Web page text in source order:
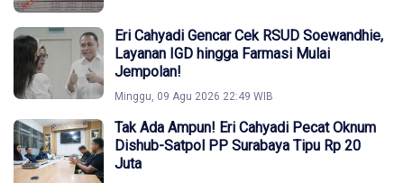
Eri Cahyadi Gencar Cek RSUD Soewandhie,
Layanan IGD hingga Farmasi Mulai
Jempolan!
Minggu, 09 Agu 2026 22:49 WIB
Tak Ada Ampun! Eri Cahyadi Pecat Oknum
Dishub-Satpol PP Surabaya Tipu Rp 20
Juta